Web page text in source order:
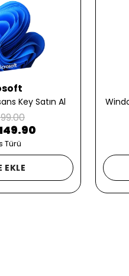
Key Satın Al
Türü
EKLE